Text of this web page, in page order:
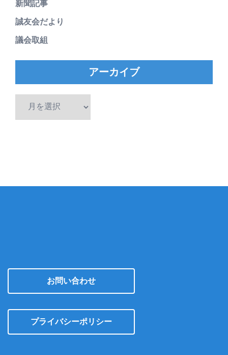
新聞記事
誠友会だより
議会取組
アーカイブ
お問い合わせ
プライバシーポリシー